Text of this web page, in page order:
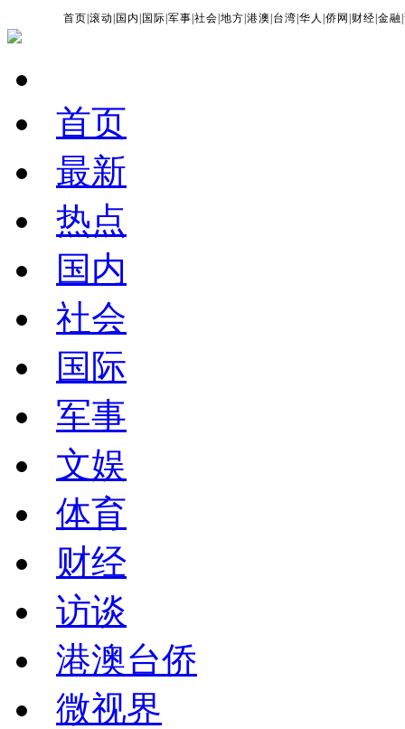
首页 |滚动 国内 国际 |军事 |社会 |地方 |港澳 台湾 |华人 |侨网 财经 |金融 |
首页
最新
热点
国内
社会
国际
军事
文娱
体育
财经
访谈
港澳台侨
微视界